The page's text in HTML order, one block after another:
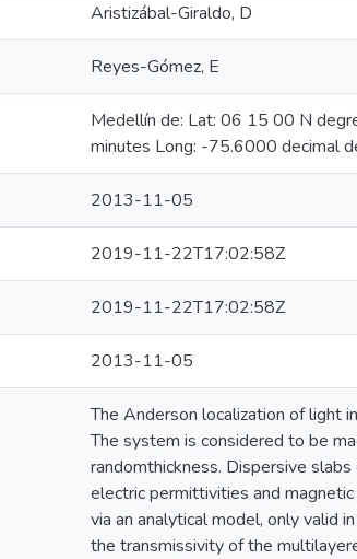
Aristizábal-Giraldo, D
Reyes-Gómez, E
Medellín de: Lat: 06 15 00 N
minutes Long: -75.6000 decimal
2013-11-05
2019-11-22T17:02:58Z
2019-11-22T17:02:58Z
2013-11-05
The Anderson localization of light
The system is considered to be
randomthickness. Dispersive
electric permittivities and
via an analytical model, only valid
the transmissivity of the